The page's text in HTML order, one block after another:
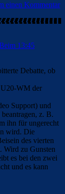
einen Kommentar
13:45
Debatte, ob
WM der
Support) und
z. B.
ihn für ungerecht
wird. Die
des vierten
Wird zu Gunsten
es bei den zwei
und es kann